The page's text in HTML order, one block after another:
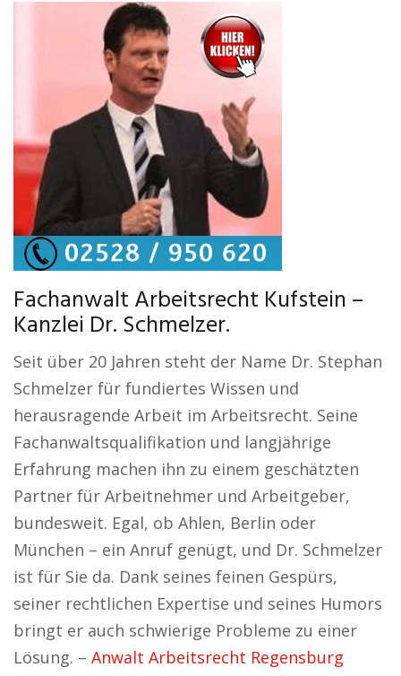
Fachanwalt Arbeitsrecht Kufstein –
Kanzlei Dr. Schmelzer.
Seit über 20 Jahren steht der Name Dr. Stephan
Schmelzer für fundiertes Wissen und
herausragende Arbeit im Arbeitsrecht. Seine
Fachanwaltsqualifikation und langjährige
Erfahrung machen ihn zu einem geschätzten
Partner für Arbeitnehmer und Arbeitgeber,
bundesweit. Egal, ob Ahlen, Berlin oder
München – ein Anruf genügt, und Dr. Schmelzer
ist für Sie da. Dank seines feinen Gespürs,
seiner rechtlichen Expertise und seines Humors
bringt er auch schwierige Probleme zu einer
Lösung. – Anwalt Arbeitsrecht Regensburg